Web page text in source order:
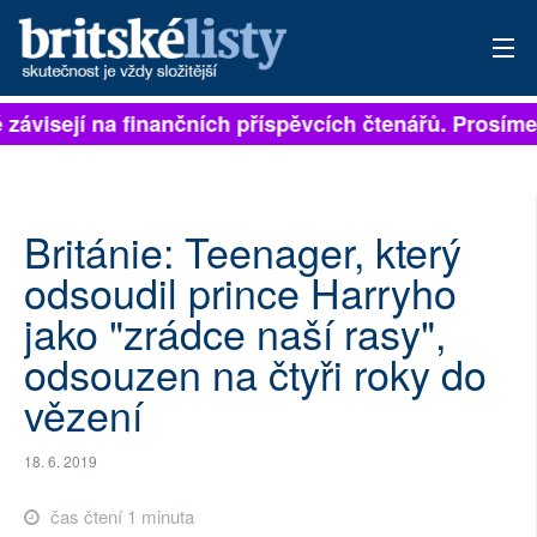
PŘIHLÁSIT
ARCHIV
ROZHOVORY
TÉMATA
NEJČTENĚJŠÍ ZA 7 DNÍ
AUTOŘI
PŘÍSPĚVKY NA PROVOZ
na finančních příspěvcích čtenářů.
Británie: Teenager, který
odsoudil prince Harryho
jako "zrádce naší rasy",
odsouzen na čtyři roky do
vězení
18. 6. 2019
čas čtení 1 minuta